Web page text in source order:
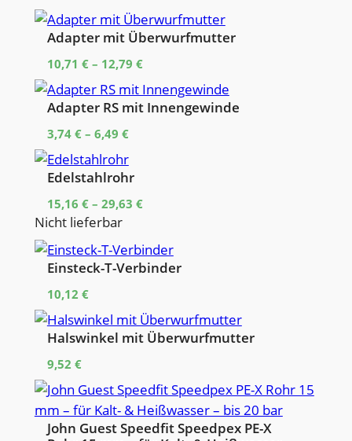
Adapter mit Überwurfmutter
10,71 €– 12,79 €
Adapter RS mit Innengewinde
3,74 €– 6,49 €
Edelstahlrohr
15,16 €– 29,63 €
Nicht lieferbar
Einsteck-T-Verbinder
10,12 €
Halswinkel mit Überwurfmutter
9,52 €
John Guest Speedfit Speedpex PE-X